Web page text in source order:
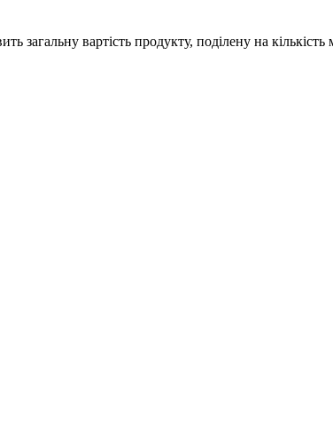
вартість продукту, поділену на кількість